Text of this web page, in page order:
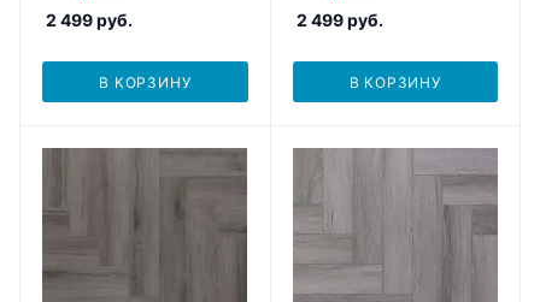
2 499руб.
В КОРЗИНУ
2 499руб.
В КОРЗИНУ